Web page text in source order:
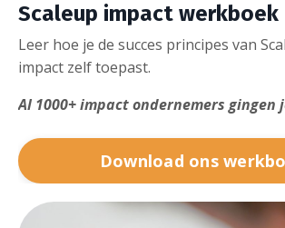
Scaleup impact werkboek
Leer hoe je de succes principes van
impact zelf toepast.
Al 1000+ impact ondernemers gingen
Download ons